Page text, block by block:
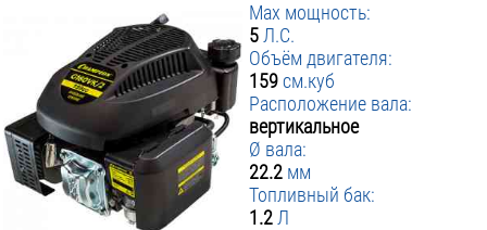
Max мощность:
5 Л.С.
Объём двигателя:
159см.куб
Расположение вала:
вертикальное
Ø вала:
22.2 мм
Топливный бак:
1.2 Л